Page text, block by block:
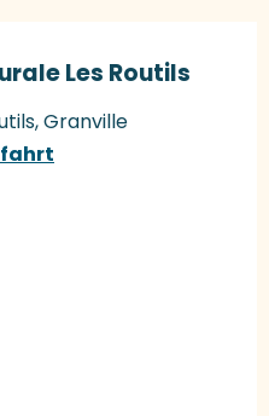
Les Routils
Granville